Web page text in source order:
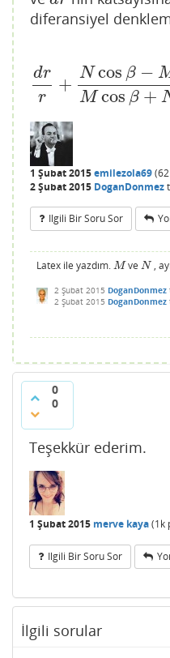
diferansiyel
dr
r
+
N cos β −
M cos β +
drr+ Ncosβ−MsinβM
1 Şubat 2015emilezola69(
2 Şubat 2015 DoganDonmez
Ilgili Bir Soru Sor
Latex ile yazdım. M
M veN
N ,
2 Şubat 2015 DoganDonmez
2 Şubat 2015 DoganDonmez
0
0
Teşekkür ederim.
1 Şubat 2015 merve kaya(1k
Ilgili Bir Soru Sor
İlgili sorular